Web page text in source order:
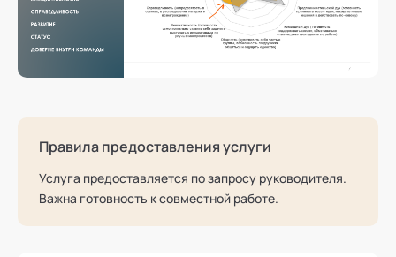
Правила предоставления услуги
Услуга предоставляется по запросу руководителя.
Важна готовность к совместной работе.